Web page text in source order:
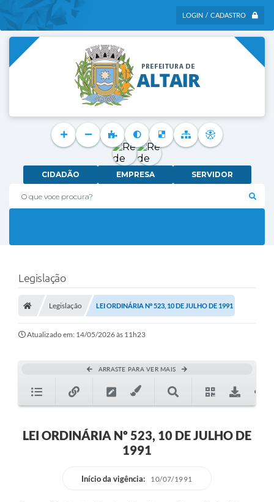
LOGIN / CADASTRO
O que voce procura?
CIDADÃO EMPRESA SERVIDOR
Legislação
Legislação LEI ORDINÁRIA Nº 523, 10 DE JULHO DE 1991
Atualizado em: 14/05/2026 às 11h23
ARRASTE PARA VER MAIS
LEI ORDINÁRIA Nº 523, 10 DE JULHO DE
1991
Início da vigência: 10/07/1991